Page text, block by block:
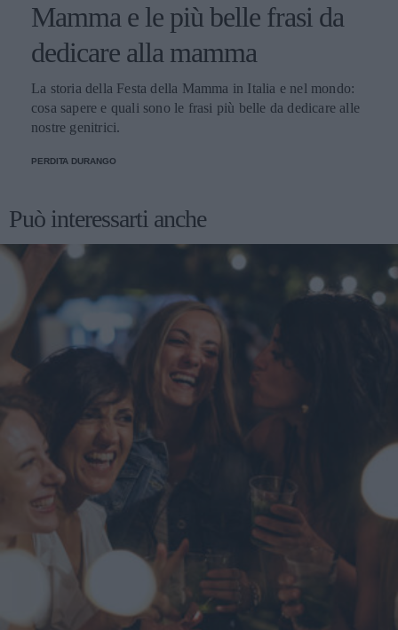
Mamma e le più belle frasi da
dedicare alla mamma
La storia della Festa della Mamma in Italia e nel mondo:
cosa sapere e quali sono le frasi più belle da dedicare alle
nostre genitrici.
PERDITA DURANGO
Può interessarti anche